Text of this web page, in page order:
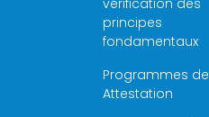
vérification des
principes
fondamentaux
Programmes de
Attestation